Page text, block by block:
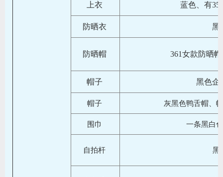
上衣 蓝色、有35
防晒衣 黑
防晒帽 361女款防晒
帽子 黑色企
帽子 灰黑色鸭舌帽、
围巾 一条黑白
自拍杆 黑